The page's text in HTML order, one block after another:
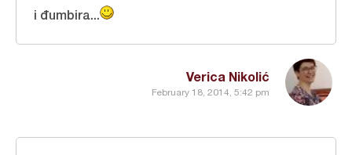
Verica Nikolić
February 18, 2014, 5:42 pm
i đumbira...